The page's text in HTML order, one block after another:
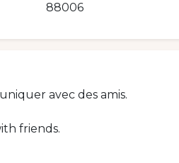
88006
avec des amis.
friends.